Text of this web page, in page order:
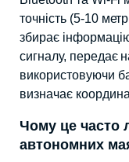
точність (5-10
збирає
сигналу, передає
використовуючи
визначає
Чому це часто
автономних